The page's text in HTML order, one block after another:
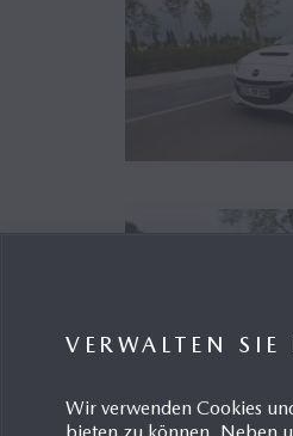
VERWALTEN SIE
Wir verwenden Cookies